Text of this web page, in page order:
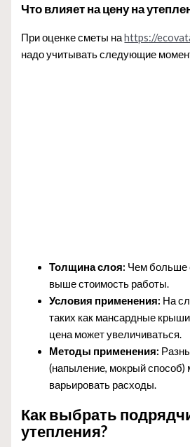
Что влияет на цену на
При оценке сметы наhttps://
надо учитывать следующие
Толщина слоя: Чем больше
выше стоимость работы.
Условия применения: На
таких как мансардные
цена может увеличиваться.
Методы применения:
(напыление, мокрый способ)
варьировать расходы.
Как выбрать
утепления?